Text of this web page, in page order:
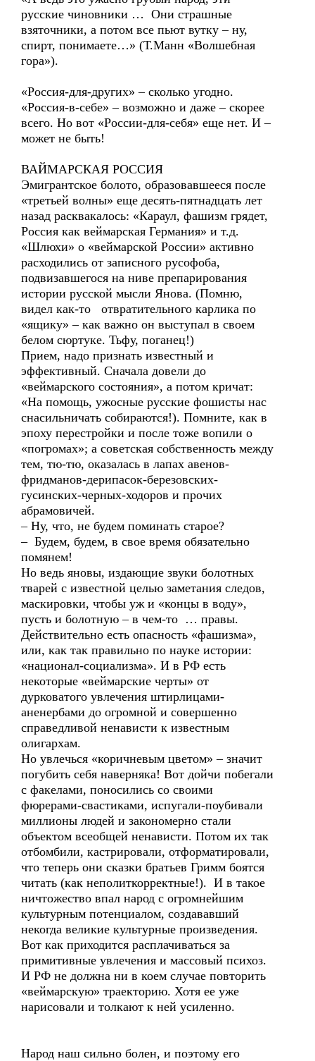
русские чиновники … Они страшные
взяточники, а потом все пьют вутку – ну,
спирт, понимаете…» (Т.Манн «Волшебная
гора»).
«Россия-для-других» – сколько угодно.
«Россия-в-себе» – возможно и даже – скорее
всего. Но вот «России-для-себя» еще нет. И –
может не быть!
ВАЙМАРСКАЯ РОССИЯ
Эмигрантское болото, образовавшееся после
«третьей волны» еще десять-пятнадцать лет
назад расквакалось: «Караул, фашизм грядет,
Россия как веймарская Германия» и т.д.
«Шлюхи» о «веймарской России» активно
расходились от записного русофоба,
подвизавшегося на ниве препарирования
истории русской мысли Янова. (Помню,
видел как-то отвратительного карлика по
«ящику» – как важно он выступал в своем
белом сюртуке. Тьфу, поганец!)
Прием, надо признать известный и
эффективный. Сначала довели до
«веймарского состояния», а потом кричат:
«На помощь, ужосные русские фошисты нас
снасильничать собираются!). Помните, как в
эпоху перестройки и после тоже вопили о
«погромах»; а советская собственность между
тем, тю-тю, оказалась в лапах авенов-
фридманов-дерипасок-березовских-
гусинских-черных-ходоров и прочих
абрамовичей.
– Ну, что, не будем поминать старое?
– Будем, будем, в свое время обязательно
помянем!
Но ведь яновы, издающие звуки болотных
тварей с известной целью заметания следов,
маскировки, чтобы уж и «концы в воду»,
пусть и болотную – в чем-то … правы.
Действительно есть опасность «фашизма»,
или, как так правильно по науке истории:
«национал-социализма». И в РФ есть
некоторые «веймарские черты» от
дурковатого увлечения штирлицами-
аненербами до огромной и совершенно
справедливой ненависти к известным
олигархам.
Но увлечься «коричневым цветом» – значит
погубить себя наверняка! Вот дойчи побегали
с факелами, поносились со своими
фюрерами-свастиками, испугали-поубивали
миллионы людей и закономерно стали
объектом всеобщей ненависти. Потом их так
отбомбили, кастрировали, отформатировали,
что теперь они сказки братьев Гримм боятся
читать (как неполиткорректные!). И в такое
ничтожество впал народ с огромнейшим
культурным потенциалом, создававший
некогда великие культурные произведения.
Вот как приходится расплачиваться за
примитивные увлечения и массовый психоз.
И РФ не должна ни в коем случае повторить
«веймарскую» траекторию. Хотя ее уже
нарисовали и толкают к ней усиленно.
Народ наш сильно болен, и поэтому его